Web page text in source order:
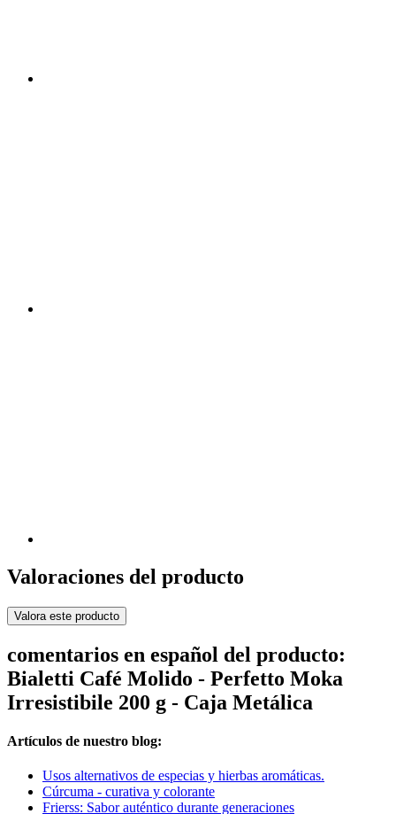
Valoraciones del producto
Valora este producto
comentarios en español del producto:
Bialetti Café Molido - Perfetto Moka
Irresistibile 200 g - Caja Metálica
Artículos de nuestro blog:
Usos alternativos de especias y hierbas aromáticas.
Cúrcuma - curativa y colorante
Frierss: Sabor auténtico durante generaciones